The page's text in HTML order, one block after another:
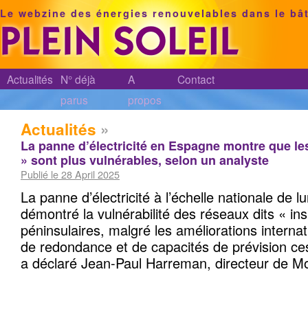
Le webzine des énergies renouvelables dans le
Actualités N° déjà
parus
A
propos
Contact
Actualités »
La panne d’électricité en Espagne montre que
» sont plus vulnérables, selon un analyste
Publié le 28 April 2025
La panne d’électricité à l’échelle nationale de
démontré la vulnérabilité des réseaux dits «
péninsulaires, malgré les améliorations
de redondance et de capacités de prévision
a déclaré Jean-Paul Harreman, directeur de